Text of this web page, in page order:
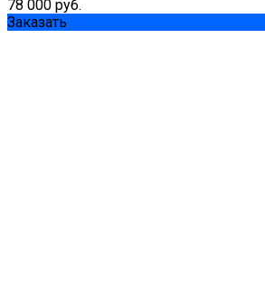
78 000 руб.
Заказать